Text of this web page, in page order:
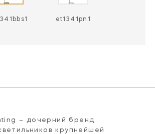
et1341pn1
– дочерний бренд
крупнейшей